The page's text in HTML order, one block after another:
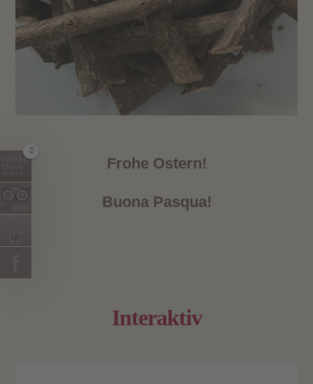
Frohe Ostern!
Buona Pasqua!
Interaktiv